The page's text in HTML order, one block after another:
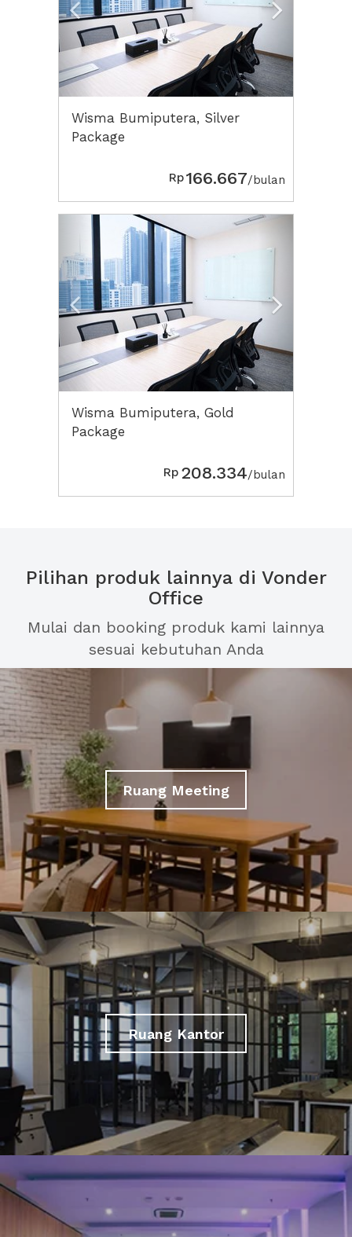
Wisma Bumiputera, Silver
Package
Rp166.667/bulan
Previous
Wisma Bumiputera, Gold
Package
Rp 208.334/bulan
Pilihan produk lainnya di Vonder
Office
Mulai dan booking produk kami lainnya
sesuai kebutuhan Anda
Ruang Meeting
Ruang Kantor